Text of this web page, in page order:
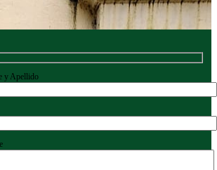
y Apellido